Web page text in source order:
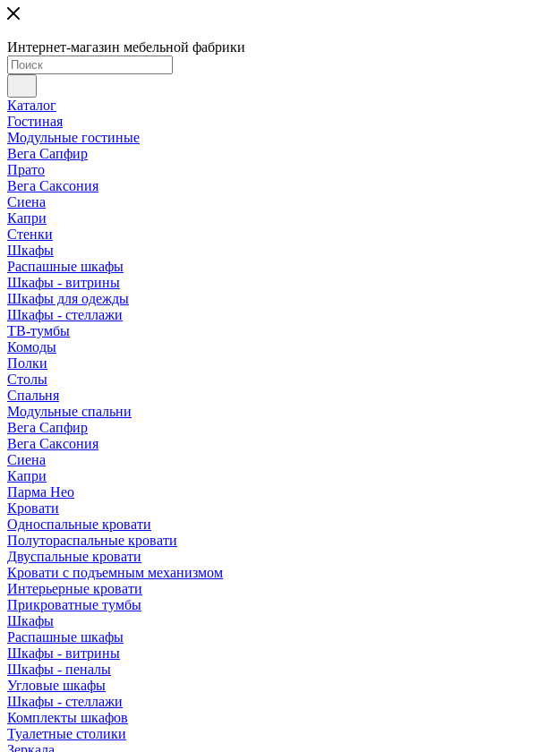
Интернет-магазин мебельной фабрики
Каталог
Гостиная
Модульные гостиные
Вега Сапфир
Прато
Вега Саксония
Сиена
Капри
Стенки
Шкафы
Распашные шкафы
Шкафы - витрины
Шкафы для одежды
Шкафы - стеллажи
ТВ-тумбы
Комоды
Полки
Столы
Спальня
Модульные спальни
Вега Сапфир
Вега Саксония
Сиена
Капри
Парма Нео
Кровати
Односпальные кровати
Полутораспальные кровати
Двуспальные кровати
Кровати с подъемным механизмом
Интерьерные кровати
Прикроватные тумбы
Шкафы
Распашные шкафы
Шкафы - витрины
Шкафы - пеналы
Угловые шкафы
Шкафы - стеллажи
Комплекты шкафов
Туалетные столики